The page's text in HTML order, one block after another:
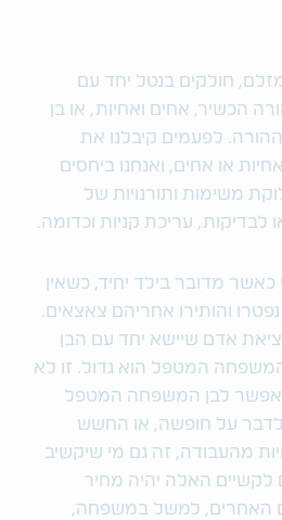
חולקים בנטל יחד עם
הכשיר, אחים ואחיות, או בן
לפעמים קיבלנו את
או אחים, ואנחנו ביחסים
משימות ותורנויות של
לבדיקות, עריכת קניות וכדומה.
מדובר בילד יחיד, כשאין
והותירו אחריהם צאצאים.
אדם שיישא יחד עם הבן
המטפל הוא גדול. זו לא
לבן המשפחה המטפל
על חופשה, או החשש
מהעבודה, זה גם מי שיקשיב
האלה יהיה מחיר
האחרים, למשל במשפחה,